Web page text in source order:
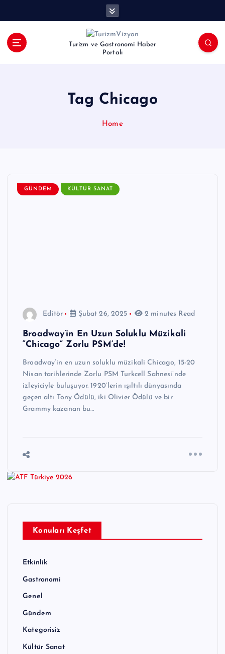
Turizm ve Gastronomi Haber
Portalı
Tag Chicago
Home
GÜNDEM KÜLTÜR SANAT
Editör Şubat 26, 2025 2 minutes Read
Broadway’in En Uzun Soluklu Müzikali
“Chicago” Zorlu PSM’de!
Broadway’in en uzun soluklu müzikali Chicago, 15-20
Nisan tarihlerinde Zorlu PSM Turkcell Sahnesi’nde
izleyiciyle buluşuyor. 1920’lerin ışıltılı dünyasında
geçen altı Tony Ödülü, iki Olivier Ödülü ve bir
Grammy kazanan bu…
Konuları Keşfet
Etkinlik
Gastronomi
Genel
Gündem
Kategorisiz
Kültür Sanat